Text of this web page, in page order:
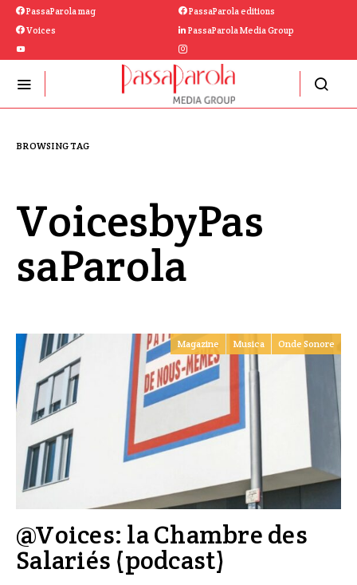
PassaParola mag
PassaParola editions
Voices
PassaParola Media Group
BROWSING TAG
VoicesbyPas
saParola
Magazine Musica Onde Sonore
@Voices: la Chambre des
Salariés (podcast)